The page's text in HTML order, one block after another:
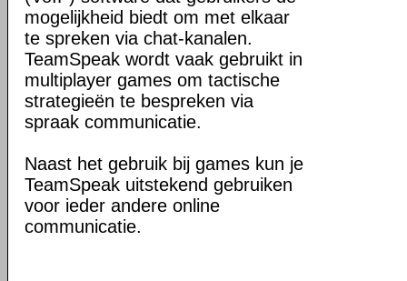
mogelijkheid biedt om met elkaar
te spreken via chat-kanalen.
TeamSpeak wordt vaak gebruikt in
multiplayer games om tactische
strategieën te bespreken via
spraak communicatie.
Naast het gebruik bij games kun je
TeamSpeak uitstekend gebruiken
voor ieder andere online
communicatie.